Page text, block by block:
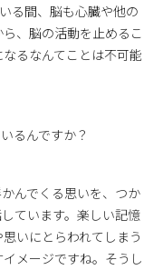
る間、脳も心臓や他の
、脳の活動を止めるこ
るなんてことは不可能
るんですか？
んでくる思いを、つか
ています。楽しい記憶
いにとらわれてしまう
メージですね。そうし